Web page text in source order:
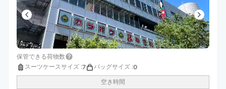
保管できる荷物数
スーツケースサイズ :7 バッグサイズ :0
空き時間